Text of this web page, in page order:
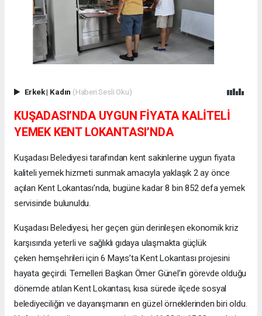
Erkek| Kadın (Haberi Sesli Oku)
KUŞADASI’NDA UYGUN FİYATA KALİTELİ
YEMEK KENT LOKANTASI’NDA
Kuşadası Belediyesi tarafından kent sakinlerine uygun fiyata
kaliteli yemek hizmeti sunmak amacıyla yaklaşık 2 ay önce
açılan Kent Lokantası’nda, bugüne kadar 8 bin 852 defa yemek
servisinde bulunuldu.
Kuşadası Belediyesi, her geçen gün derinleşen ekonomik kriz
karşısında yeterli ve sağlıklı gıdaya ulaşmakta güçlük
çeken hemşehrileri için 6 Mayıs’ta Kent Lokantası projesini
hayata geçirdi. Temelleri Başkan Ömer Günel’in görevde olduğu
dönemde atılan Kent Lokantası, kısa sürede ilçede sosyal
belediyeciliğin ve dayanışmanın en güzel örneklerinden biri oldu.